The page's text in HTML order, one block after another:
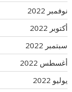
نوفمبر 2022
أكتوبر 2022
سبتمبر 2022
أغسطس 2022
يوليو 2022